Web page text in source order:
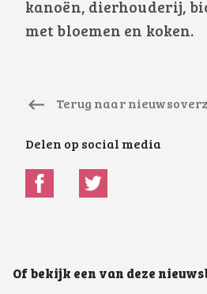
kanoën, dierhouderij,
met bloemen en koken.
Terug naar
Delen op social media
Of bekijk een van deze